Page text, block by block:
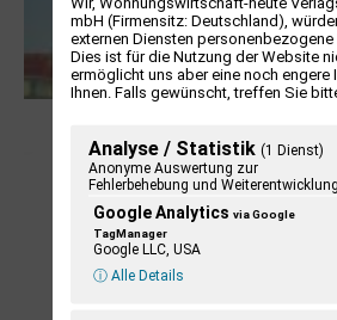
mbH (Firmensitz: Deutschland),
externen Diensten personenbezogene
Dies ist für die Nutzung der Website
ermöglicht uns aber eine noch engere
Ihnen. Falls gewünscht, treffen Sie
Analyse / Statistik (1 Dienst)
Anonyme Auswertung zur
Fehlerbehebung und Weiterentwicklung
Google Analytics via Google
TagManager
Google LLC, USA
ⓘ Alle Details